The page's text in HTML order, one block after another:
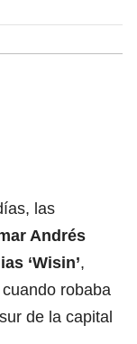
las
Andrés
‘Wisin’,
robaba
de la capital